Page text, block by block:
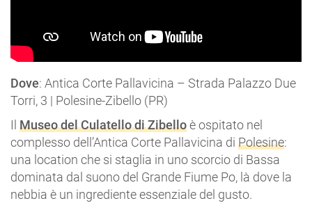
Dove: Antica Corte Pallavicina – Strada Palazzo Due
Torri, 3 | Polesine-Zibello (PR)
Il Museo del Culatello di Zibelloè ospitato nel
complesso dell’Antica Corte Pallavicina di Polesine:
una location che si staglia in uno scorcio di Bassa
dominata dal suono del Grande Fiume Po, là dove la
nebbia è un ingrediente essenziale del gusto.